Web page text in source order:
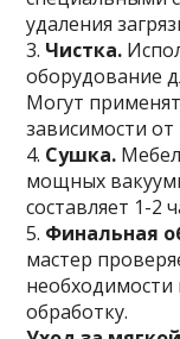
удаления
3. Чистка.
оборудование
Могут
зависимости от
4. Сушка.
мощных
составляет 1-2
5. Финальная
мастер
обработку.